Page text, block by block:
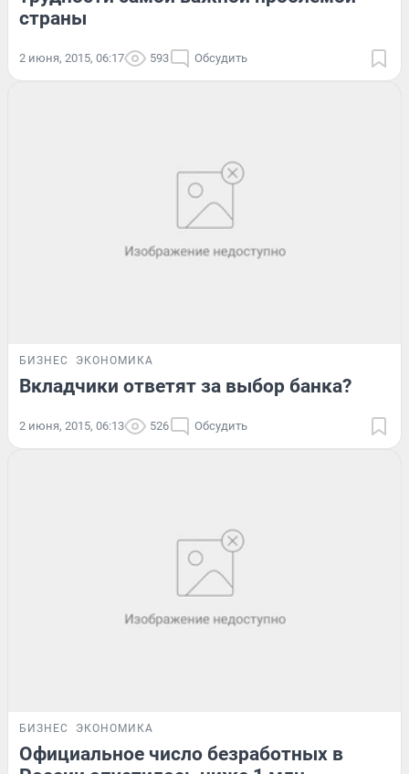
страны
2 июня, 2015, 06:17 593 Обсудить
БИЗНЕС ЭКОНОМИКА
Вкладчики ответят за выбор банка?
2 июня, 2015, 06:13 526 Обсудить
БИЗНЕС ЭКОНОМИКА
Официальное число безработных в